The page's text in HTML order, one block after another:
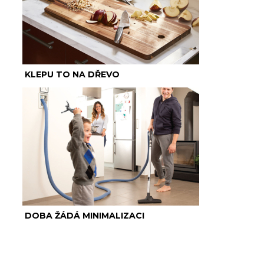
KLEPU TO NA DŘEVO
DOBA ŽÁDÁ MINIMALIZACI